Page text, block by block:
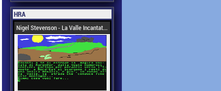
HRA
Nigel Stevenson - La Valle Incantat...